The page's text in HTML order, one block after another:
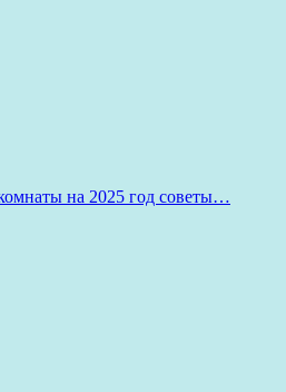
на 2025 год советы…